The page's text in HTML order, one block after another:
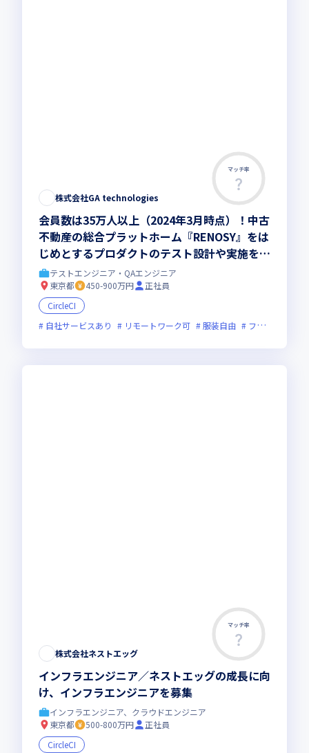
マッチ率
株式会社GA technologies
会員数は35万人以上（2024年3月時点）！中古
不動産の総合プラットホーム『RENOSY』をは
じめとするプロダクトのテスト設計や実施をお
任せ／サービスの品質向上に貢献できます
テストエンジニア・QAエンジニア
東京都
450-900万円
正社員
CircleCI
自社サービスあり
リモートワーク可 服装自由 フレックス制度あり
マッチ率
株式会社ネストエッグ
インフラエンジニア／ネストエッグの成長に向
け、インフラエンジニアを募集
インフラエンジニア、クラウドエンジニア
東京都
500-800万円
正社員
CircleCI